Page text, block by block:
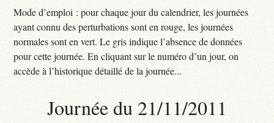
Mode d’emploi : pour chaque jour du calendrier, les journées
ayant connu des perturbations sont en rouge, les journées
normales sont en vert. Le gris indique l’absence de données
pour cette journée. En cliquant sur le numéro d’un jour, on
accède à l’historique détaillé de la journée...
Journée du 21/11/2011